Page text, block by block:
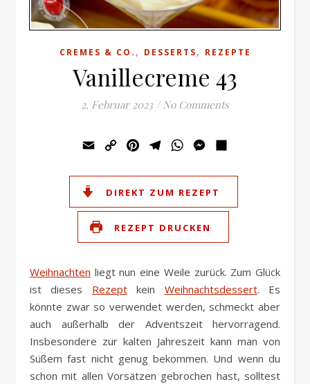
CREMES & CO. , DESSERTS, REZEPTE
Vanillecreme 43
2. Februar 2023 / No Comments
Email
Copy
PinterestTelegramWhatsAppMessenger
DIREKT ZUM REZEPT
REZEPT DRUCKEN
Weihnachten liegt nun eine Weile zurück. Zum Glück
ist dieses Rezeptkein Weihnachtsdessert. Es
könnte zwar so verwendet werden, schmeckt aber
auch außerhalb der Adventszeit hervorragend.
Insbesondere zur kalten Jahreszeit kann man von
Süßem fast nicht genug bekommen. Und wenn du
schon mit allen Vorsätzen gebrochen hast, solltest